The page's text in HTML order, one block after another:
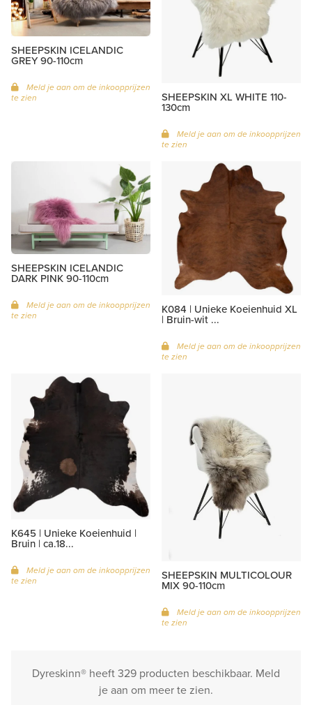
SHEEPSKIN ICELANDIC
GREY 90-110cm
Meld je aan om de inkoopprijzen
te zien
SHEEPSKIN XL WHITE 110-
130cm
Meld je aan om de inkoopprijzen
te zien
SHEEPSKIN ICELANDIC
DARK PINK 90-110cm
Meld je aan om de inkoopprijzen
te zien
K084 | Unieke Koeienhuid XL
| Bruin-wit ...
Meld je aan om de inkoopprijzen
te zien
K645 | Unieke Koeienhuid |
Bruin | ca.18...
Meld je aan om de inkoopprijzen
te zien
SHEEPSKIN MULTICOLOUR
MIX 90-110cm
Meld je aan om de inkoopprijzen
te zien
Dyreskinn® heeft 329 producten beschikbaar. Meld
je aan om meer te zien.